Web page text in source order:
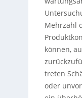
Mehrzahl
können,
treten
oder